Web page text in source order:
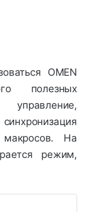
OMEN
полезных
На
режим,